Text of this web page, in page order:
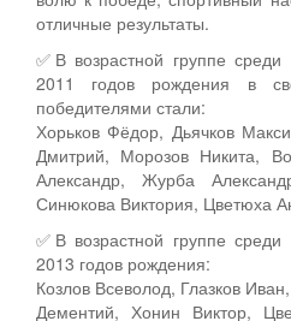
отличные результаты.
✅В возрастной группе
2011 годов рождения в
победителями стали:
Хорьков Фёдор, Дьячков
Дмитрий, Морозов Никита,
Александр, Журба
Синюкова Виктория, Цветюха
✅В возрастной группе
2013 годов рождения:
Козлов Всеволод, Глазков
Дементий, Хонин Виктор,